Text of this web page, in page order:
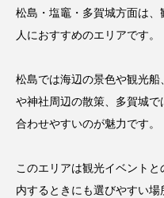
松島・塩竈・多賀城方面は
人におすすめのエリアです。
松島では海辺の景色や観光
や神社周辺の散策、多賀城
合わせやすいのが魅力です。
このエリアは観光イベント
内するときにも選びやすい